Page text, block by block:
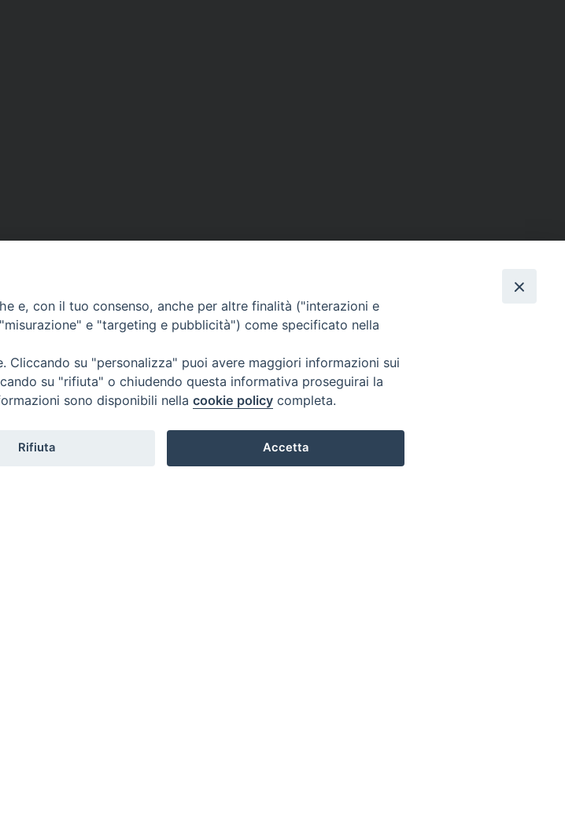
e, con il tuo consenso, anche per altre finalità ("interazioni e
e "targeting e pubblicità") come specificato nella
su "personalizza" puoi avere maggiori informazioni sui
su "rifiuta" o chiudendo questa informativa proseguirai la
sono disponibili nella cookie policy completa.
Rifiuta Accetta